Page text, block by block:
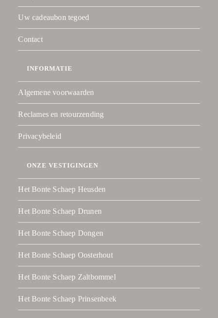
Uw cadeaubon tegoed
Contact
INFORMATIE
Algemene voorwaarden
Reclames en retourzending
Privacybeleid
ONZE VESTIGINGEN
Het Bonte Schaep Heusden
Het Bonte Schaep Drunen
Het Bonte Schaep Dongen
Het Bonte Schaep Oosterhout
Het Bonte Schaep Zaltbommel
Het Bonte Schaep Prinsenbeek